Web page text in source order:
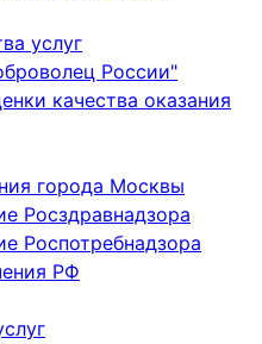
услуг
России"
качества оказания
города Москвы
Росздравнадзора
Роспотребнадзора
РФ